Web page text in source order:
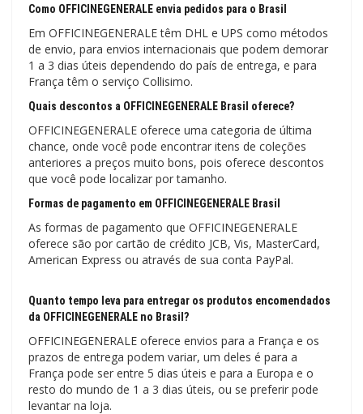
Como OFFICINEGENERALE envia pedidos para o Brasil
Em OFFICINEGENERALE têm DHL e UPS como métodos
de envio, para envios internacionais que podem demorar
1 a 3 dias úteis dependendo do país de entrega, e para
França têm o serviço Collisimo.
Quais descontos a OFFICINEGENERALE Brasil oferece?
OFFICINEGENERALE oferece uma categoria de última
chance, onde você pode encontrar itens de coleções
anteriores a preços muito bons, pois oferece descontos
que você pode localizar por tamanho.
Formas de pagamento em OFFICINEGENERALE Brasil
As formas de pagamento que OFFICINEGENERALE
oferece são por cartão de crédito JCB, Vis, MasterCard,
American Express ou através de sua conta PayPal.
Quanto tempo leva para entregar os produtos encomendados
da OFFICINEGENERALE no Brasil?
OFFICINEGENERALE oferece envios para a França e os
prazos de entrega podem variar, um deles é para a
França pode ser entre 5 dias úteis e para a Europa e o
resto do mundo de 1 a 3 dias úteis, ou se preferir pode
levantar na loja.